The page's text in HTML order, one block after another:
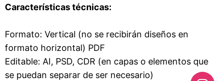
Características técnicas:
Formato: Vertical (no se recibirán diseños en
formato horizontal) PDF
Editable: AI, PSD, CDR (en capas o elementos que
se puedan separar de ser necesario)